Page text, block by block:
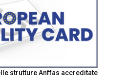
strutture Anffas accreditate